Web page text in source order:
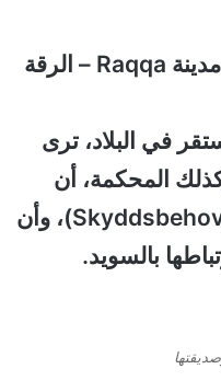
تنحدر العائلة في الأصل من مدينة Raqqa – الرقة
في البلاد، ترى
المحكمة، أن
الأسرة لا تحتاج إلى حماية (Skyddsbehov)، وأن
بالسويد.